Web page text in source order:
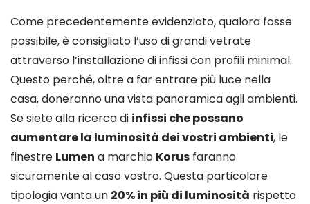
Come precedentemente evidenziato, qualora fosse
possibile, è consigliato l’uso di grandi vetrate
attraverso l’installazione di infissi con profili minimal.
Questo perché, oltre a far entrare più luce nella
casa, doneranno una vista panoramica agli ambienti.
Se siete alla ricerca di infissi che possano
aumentare la luminosità dei vostri ambienti, le
finestre Lumen a marchio Korus faranno
sicuramente al caso vostro. Questa particolare
tipologia vanta un 20% in più di luminosità rispetto